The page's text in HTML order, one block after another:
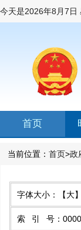
今天是2026年8月7日
首页
当前位置： 首页>政
字体大小： 【大】
索引号 ：